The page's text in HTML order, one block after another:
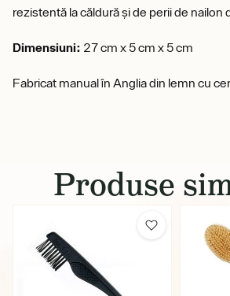
rezistentă la căldură și de perii de nailon
Dimensiuni: 27 cm x 5 cm x 5 cm
Fabricat manual în Anglia din lemn cu
Produse